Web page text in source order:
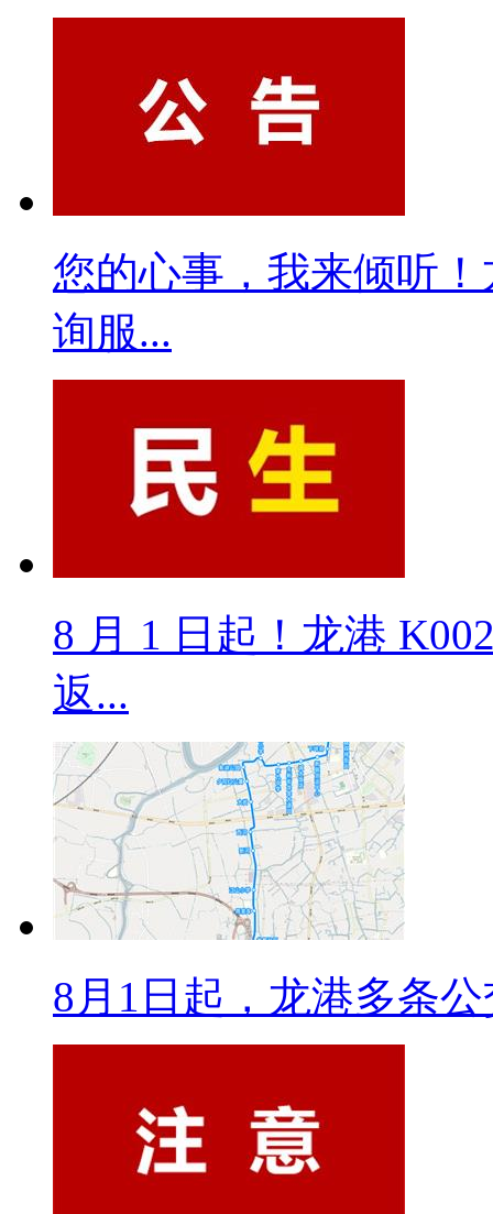
您的心事，我来倾听
询服...
8 月 1 日起！龙港
返...
8月1日起，龙港多条